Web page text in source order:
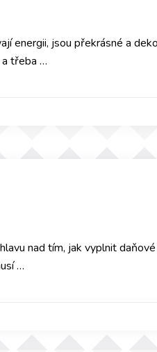
energii, jsou překrásné a
a třeba …
nad tím, jak vyplnit
…